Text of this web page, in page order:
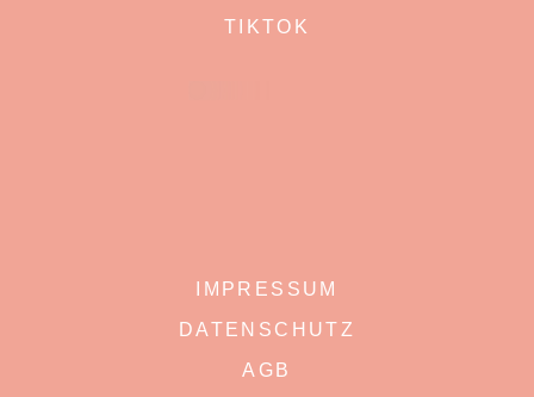
TIKTOK
IMPRESSUM
DATENSCHUTZ
AGB